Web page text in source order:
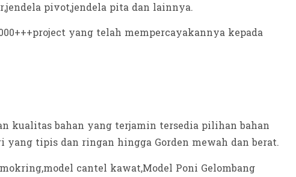
pivot,jendela pita dan lainnya.
yang telah mempercayakannya kepada
kualitas bahan yang terjamin tersedia pilihan bahan
tipis dan ringan hingga Gorden mewah dan berat.
cantel kawat,Model Poni Gelombang